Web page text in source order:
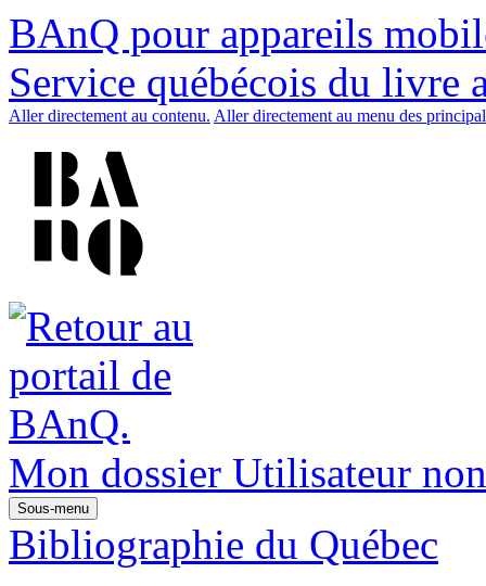
BAnQ pour appareils
Service québécois du livre
Aller directement au contenu. Aller directement au menu des
Mon dossier Utilisateur
Sous-menu
Bibliographie du Québec